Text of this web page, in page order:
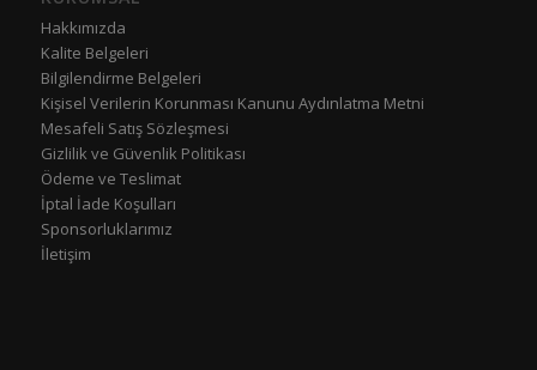
Hakkımızda
Kalite Belgeleri
Bilgilendirme Belgeleri
Kişisel Verilerin Korunması Kanunu Aydınlatma Metni
Mesafeli Satış Sözleşmesi
Gizlilik ve Güvenlik Politikası
Ödeme ve Teslimat
İptal İade Koşulları
Sponsorluklarımız
İletişim